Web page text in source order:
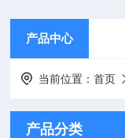
产品中心
当前位置：首页
产品分类